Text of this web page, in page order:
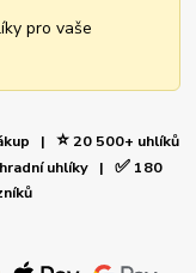
pro vaše
| ⭐20 500+ uhlíků
uhlíky | ✅180